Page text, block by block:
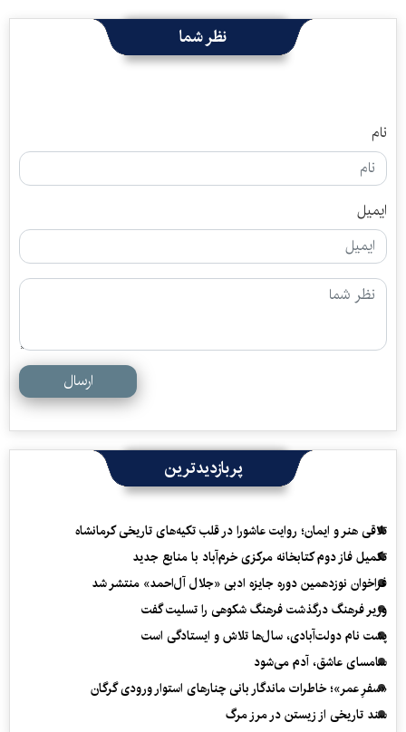
نظر شما
نام
ایمیل
ارسال
پربازدیدترین
تلاقی هنر و ایمان؛ روایت عاشورا در قلب تکیه‌های تاریخی کرمانشاه
تکمیل فاز دوم کتابخانه مرکزی خرم‌آباد با منابع جدید
فراخوان نوزدهمین دوره جایزه ادبی «جلال آل‌احمد» منتشر شد
وزیر فرهنگ درگذشت فرهنگ شکوهی را تسلیت گفت
پشت نام دولت‌آبادی، سال‌ها تلاش و ایستادگی است
سامسای عاشق، آدم می‌شود
«سفرِ عمر»؛ خاطرات ماندگار بانی چنارهای استوار ورودی گرگان
سند تاریخی از زیستن در مرز مرگ